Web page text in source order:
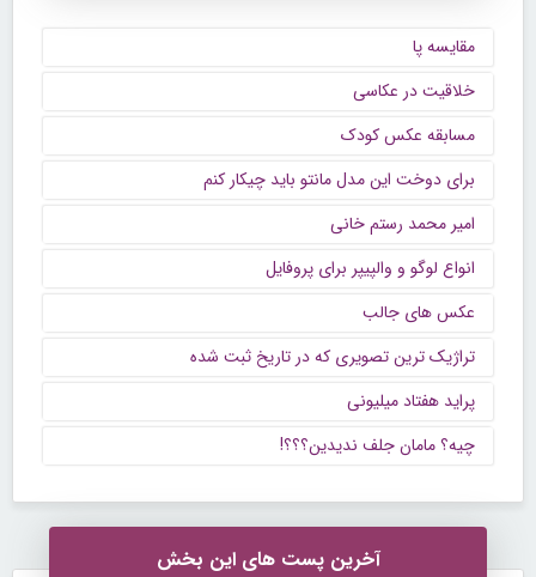
مقایسه پا
خلاقیت در عکاسی
مسابقه عکس کودک
برای دوخت این مدل مانتو باید چیکار کنم
امیر محمد رستم خانی
انواع لوگو و والپیپر برای پروفایل
عکس های جالب
تراژیک ترین تصویری که در تاریخ ثبت شده
پراید هفتاد میلیونی
چیه؟ مامان جلف ندیدین؟؟؟!
آخرین پست های این بخش